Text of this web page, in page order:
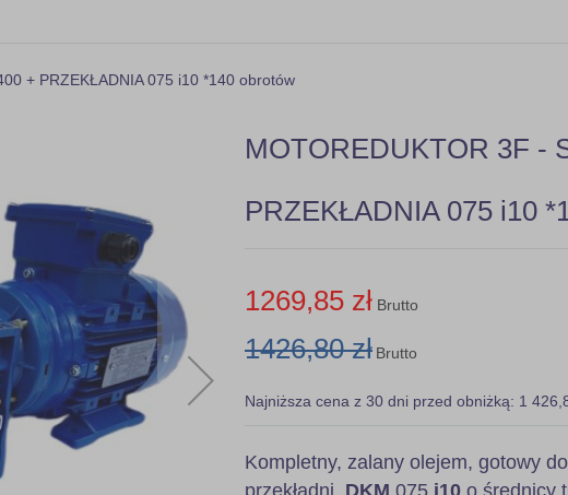
+ PRZEKŁADNIA 075 i10 *140 obrotów
MOTOREDUKTOR 3F -
PRZEKŁADNIA 075 i10
1269,85 zł Brutto
1426,80 zł Brutto
Najniższa cena z 30 dni przed obniżką: 1
Kompletny, zalany olejem, gotowy
przekładni DKM 075 i10 o średnicy